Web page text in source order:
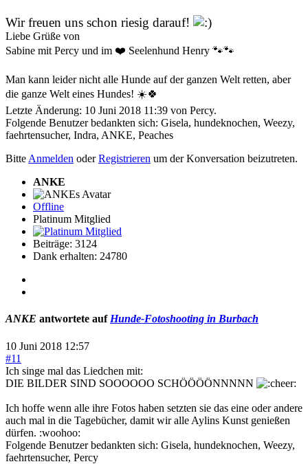
Wir freuen uns schon riesig darauf!
Liebe Grüße von
Sabine mit Percy und im ❤️ Seelenhund Henry 🐾🐾
Man kann leider nicht alle Hunde auf der ganzen Welt retten, aber
die ganze Welt eines Hundes! ☀️🍀
Letzte Änderung: 10 Juni 2018 11:39 von Percy.
Folgende Benutzer bedankten sich: Gisela, hundeknochen, Weezy,
faehrtensucher, Indra, ANKE, Peaches
Bitte Anmelden oderRegistrieren um der Konversation beizutreten.
ANKE
Offline
Platinum Mitglied
Beiträge: 3124
Dank erhalten: 24780
ANKE antwortete auf Hunde-Fotoshooting in Burbach
10 Juni 2018 12:57
#11
Ich singe mal das Liedchen mit:
DIE BILDER SIND SOOOOOO SCHÖÖÖÖNNNNN
Ich hoffe wenn alle ihre Fotos haben setzten sie das eine oder andere
auch mal in die Tagebücher, damit wir alle Aylins Kunst genießen
dürfen. :woohoo:
Folgende Benutzer bedankten sich: Gisela, hundeknochen, Weezy,
faehrtensucher, Percy